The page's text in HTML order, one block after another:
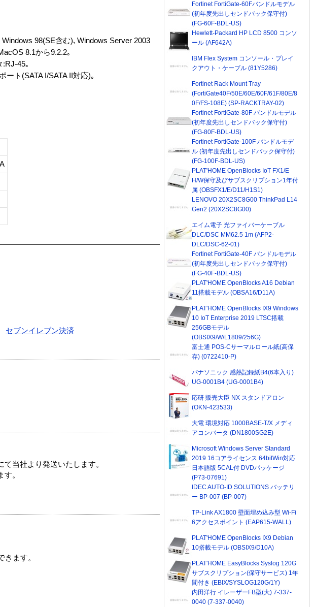
98(SE含む)､Windows Server 2003
8.1から9.2.2｡
45｡
ト(SATA I/SATA II対応)｡
セブンイレブン決済
当社より発送いたします。
。
ます。
Fortinet FortiGate-60Fバンドルモデル
(初年度先出しセンドバック保守付)
(FG-60F-BDL-US)
Hewlett-Packard HP LCD 8500 コンソ
ール (AF642A)
IBM Flex System コンソール・ブレイ
クアウト・ケーブル (81Y5286)
Fortinet Rack Mount Tray
(FortiGate40F/50E/60E/60F/61F/80E/8
0F/FS-108E) (SP-RACKTRAY-02)
Fortinet FortiGate-80F バンドルモデル
(初年度先出しセンドバック保守付)
(FG-80F-BDL-US)
Fortinet FortiGate-100F バンドルモデ
ル (初年度先出しセンドバック保守付)
(FG-100F-BDL-US)
PLAT'HOME OpenBlocks IoT FX1/E
H/W保守及びサブスクリプション1年付
属 (OBSFX1/E/D11/H1S1)
LENOVO 20X2SC8G00 ThinkPad L14
Gen2 (20X2SC8G00)
エイム電子 光ファイバーケーブル
DLC/DSC MM62.5 1m (AFP2-
DLC/DSC-62-01)
Fortinet FortiGate-40F バンドルモデル
(初年度先出しセンドバック保守付)
(FG-40F-BDL-US)
PLAT'HOME OpenBlocks A16 Debian
11搭載モデル (OBSA16/D11A)
PLAT'HOME OpenBlocks IX9 Windows
10 IoT Enterprise 2019 LTSC搭載
256GBモデル
(OBSIX9/W/L1809/256G)
富士通 POS-Cサーマルロール紙(高保
存) (0722410-P)
パナソニック 感熱記録紙B4(6本入り)
UG-0001B4 (UG-0001B4)
応研 販売大臣 NX スタンドアロン
(OKN-423533)
大電 環境対応 1000BASE-T/X メディ
アコンバータ (DN1800SG2E)
Microsoft Windows Server Standard
2019 16コアライセンス 64bitWin対応
日本語版 5CAL付 DVDパッケージ
(P73-07691)
IDEC AUTO-ID SOLUTIONS バッテリ
ー BP-007 (BP-007)
TP-Link AX1800 壁面埋め込み型 Wi-Fi
6アクセスポイント (EAP615-WALL)
PLAT'HOME OpenBlocks IX9 Debian
10搭載モデル (OBSIX9/D10A)
PLAT'HOME EasyBlocks Syslog 120G
サブスクリプション(保守サービス) 1年
間付き (EBIX/SYSLOG120G/1Y)
内田洋行 イレーザーFB型(大) 7-337-
0040 (7-337-0040)